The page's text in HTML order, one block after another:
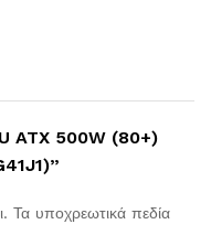
ATX 500W (80+)
Τα υποχρεωτικά πεδία